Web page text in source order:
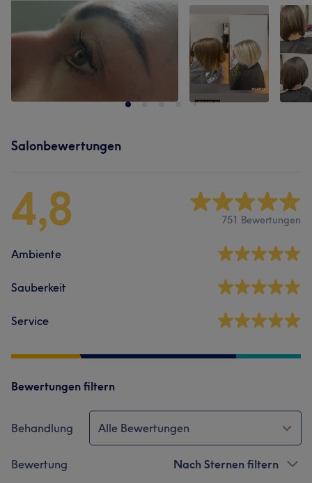
Salonbewertungen
4,8 751 Bewertungen
Ambiente
Sauberkeit
Service
Bewertungen filtern
Behandlung Alle Bewertungen
Bewertung Nach Sternen filtern